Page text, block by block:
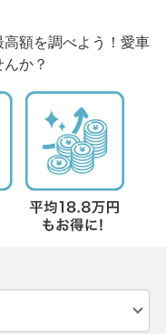
額を調べよう！愛車
か？